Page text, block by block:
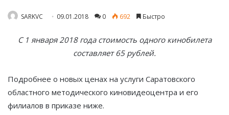
SARKVC 09.01.2018 0 692 Быстро
С 1 января 2018 года стоимость одного кинобилета
составляет65 рублей.
Подробнее о новых ценах на услуги Саратовского
областного методического киновидеоцентра и его
филиалов в приказе ниже.